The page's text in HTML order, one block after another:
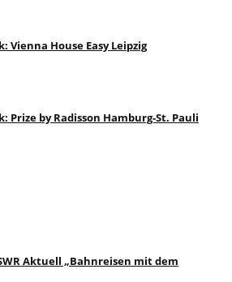
Vienna House Easy Leipzig
Prize by Radisson Hamburg-St. Pauli
Aktuell „Bahnreisen mit dem